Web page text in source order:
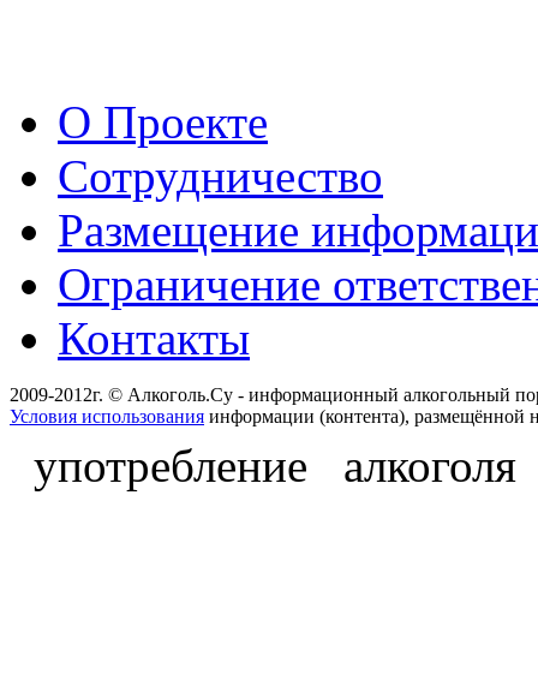
О Проекте
Сотрудничество
Размещение
Ограничение
Контакты
2009-2012г. © Алкоголь.Су - информационный алкогольный
Условия использования информации (контента), размещённой
употребление